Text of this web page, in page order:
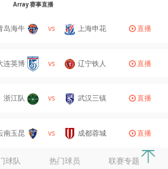
Array 赛事直播
岛海牛 vs 上海申花 直播
连英博 vs 辽宁铁人 直播
浙江队 vs 武汉三镇 直播
南玉昆 vs 成都蓉城 直播
球队 热门球员 联赛专题